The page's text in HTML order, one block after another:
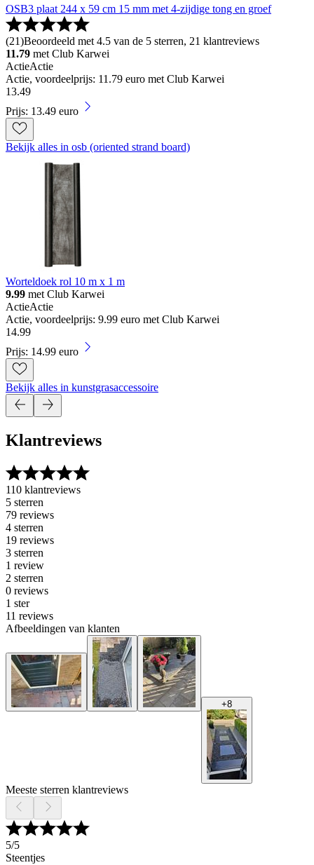
OSB3 plaat 244 x 59 cm 15 mm met 4-zijdige tong en groef
(21)Beoordeeld met 4.5 van de 5 sterren, 21 klantreviews
11.79 met Club Karwei
ActieActie
Actie, voordeelprijs: 11.79 euro met Club Karwei
13.49
Prijs: 13.49 euro
Bekijk alles in osb (oriented strand board)
Worteldoek rol 10 m x 1 m
9.99 met Club Karwei
ActieActie
Actie, voordeelprijs: 9.99 euro met Club Karwei
14.99
Prijs: 14.99 euro
Bekijk alles in kunstgrasaccessoire
Klantreviews
110 klantreviews
5 sterren
79 reviews
4 sterren
19 reviews
3 sterren
1 review
2 sterren
0 reviews
1 ster
11 reviews
Afbeeldingen van klanten
+8
Meeste sterren klantreviews
5/5
Steentjes